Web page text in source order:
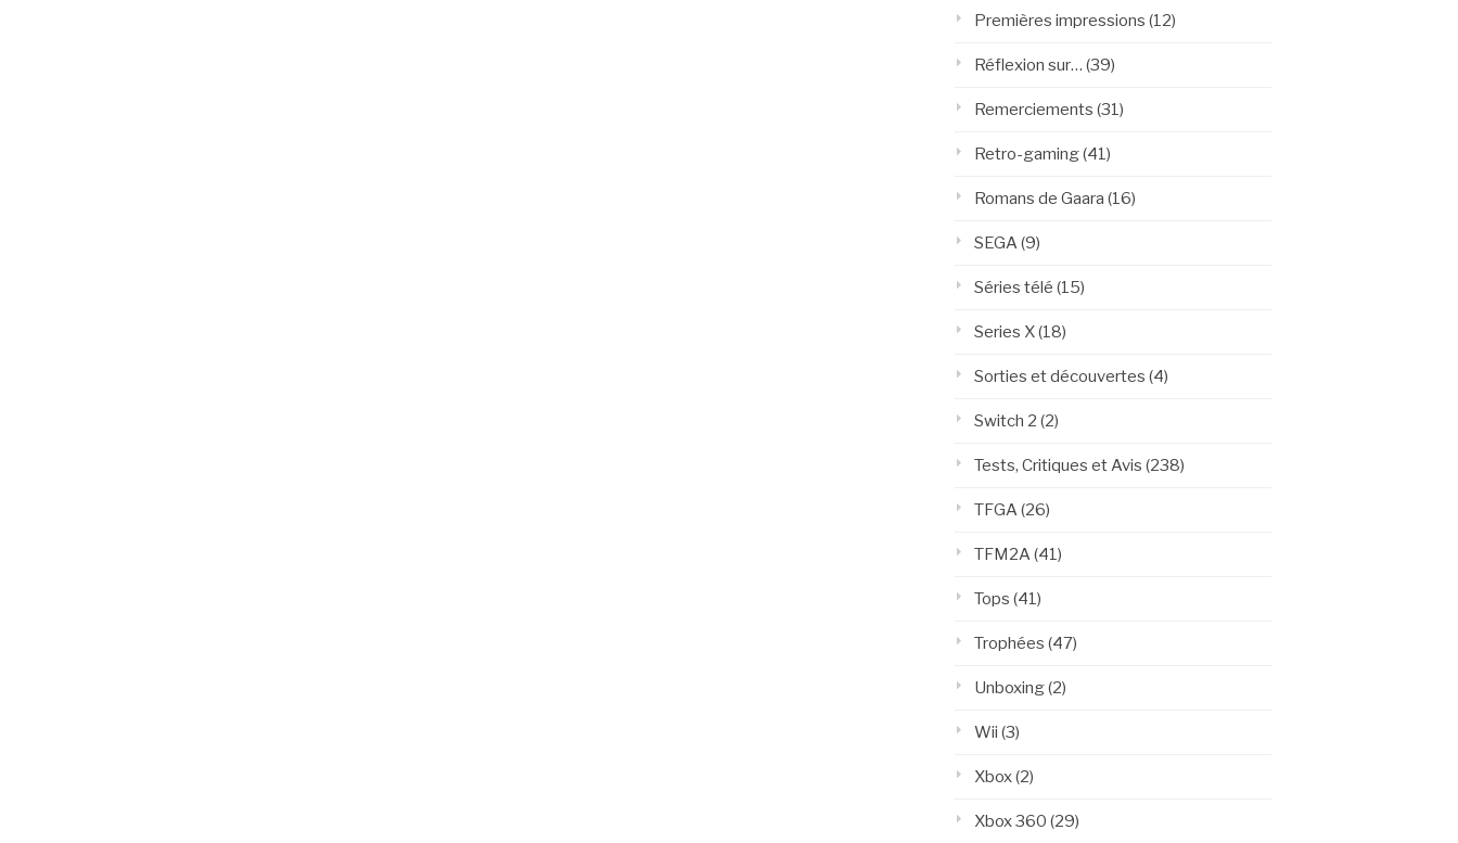
Premières impressions (12)
Réflexion sur… (39)
Remerciements (31)
Retro-gaming(41)
Romans de Gaara (16)
SEGA (9)
Séries télé (15)
Series X(18)
Sorties et découvertes (4)
Switch 2 (2)
Tests, Critiques et Avis (238)
TFGA (26)
TFM2A (41)
Tops (41)
Trophées (47)
Unboxing(2)
Wii (3)
Xbox(2)
Xbox 360 (29)